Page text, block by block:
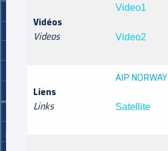
Vidéos
Videos
Video1
Video2
Liens
Links
AIP NORWAY
Satellite